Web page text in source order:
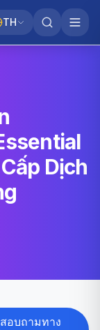
TH
Dịch
สอบถามทาง